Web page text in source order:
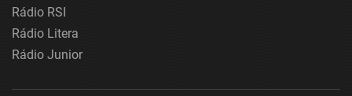
Rádio RSI
Rádio Litera
Rádio Junior